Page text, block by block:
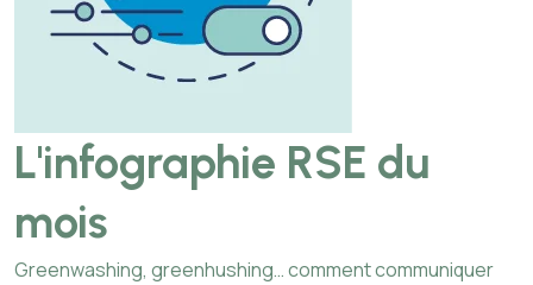
L'infographie RSE du
mois
Greenwashing, greenhushing… comment communiquer